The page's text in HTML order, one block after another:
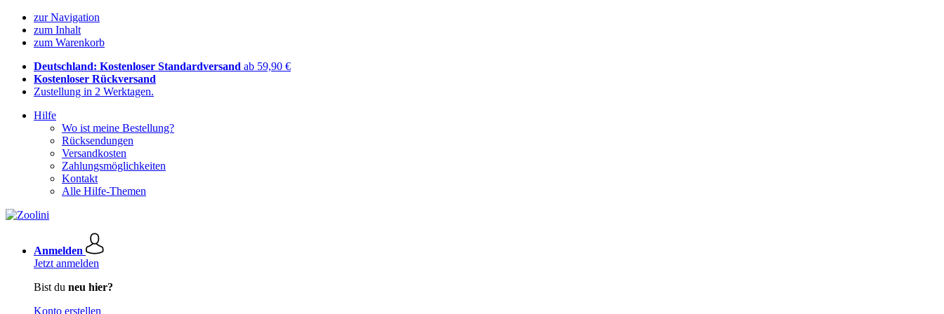
zur Navigation
zum Inhalt
zum Warenkorb
Deutschland: Kostenloser Standardversand ab 59,90 €
Kostenloser Rückversand
Zustellung in 2 Werktagen.
Hilfe
Wo ist meine Bestellung?
Rücksendungen
Versandkosten
Zahlungsmöglichkeiten
Kontakt
Alle Hilfe-Themen
Anmelden
Jetzt anmelden
Bist du neu hier?
Konto erstellen